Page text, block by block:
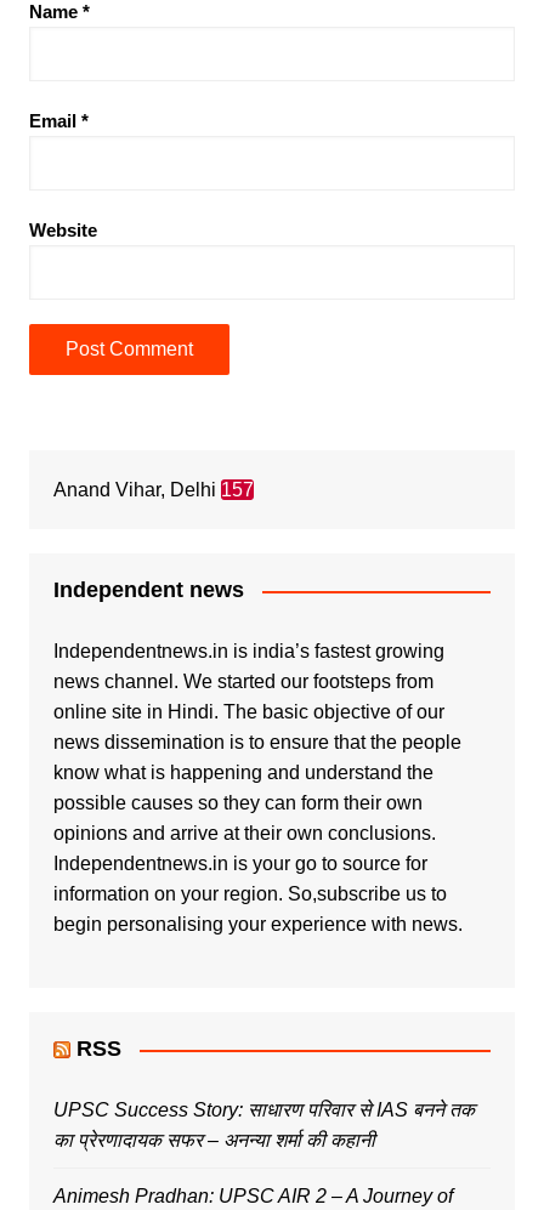
Name *
Email *
Website
Anand Vihar, Delhi 157
Independent news
Independentnews.in is india’s fastest growing
news channel. We started our footsteps from
online site in Hindi. The basic objective of our
news dissemination is to ensure that the people
know what is happening and understand the
possible causes so they can form their own
opinions and arrive at their own conclusions.
Independentnews.in is your go to source for
information on your region. So,subscribe us to
begin personalising your experience with news.
RSS
UPSC Success Story: साधारण परिवार से IAS बनने तक
का प्रेरणादायक सफर – अनन्या शर्मा की कहानी
Animesh Pradhan: UPSC AIR 2 – A Journey of